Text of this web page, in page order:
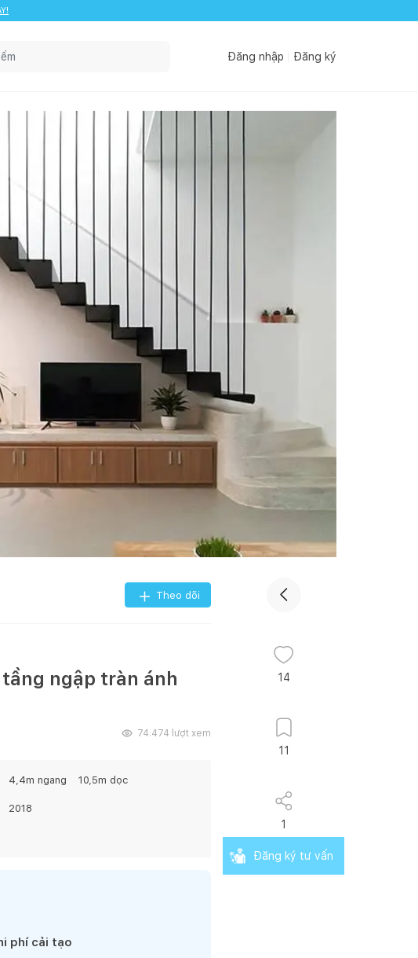
Đăng nhập Đăng ký
Theo dõi
ngập tràn ánh
74.474 lượt xem
4,4m ngang 10,5m dọc
2018
phí cải tạo
14
11
1
Đăng ký tư vấn